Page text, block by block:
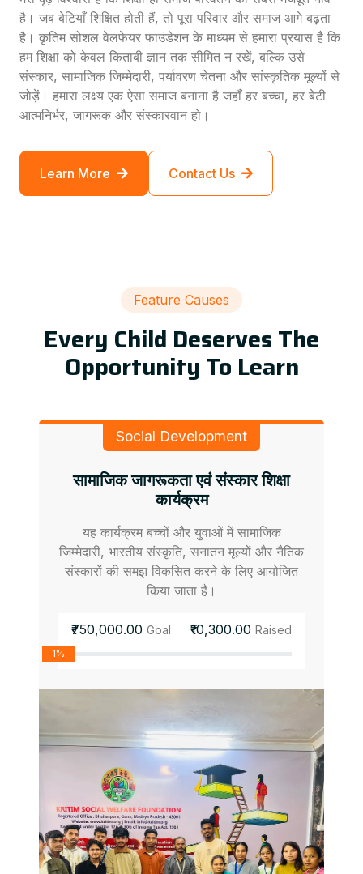
है। जब बेटियाँ शिक्षित होती हैं, तो पूरा परिवार और समाज आगे बढ़ता
है। कृतिम सोशल वेलफेयर फाउंडेशन के माध्यम से हमारा प्रयास है कि
हम शिक्षा को केवल किताबी ज्ञान तक सीमित न रखें, बल्कि उसे
संस्कार, सामाजिक जिम्मेदारी, पर्यावरण चेतना और सांस्कृतिक मूल्यों से
जोड़ें। हमारा लक्ष्य एक ऐसा समाज बनाना है जहाँ हर बच्चा, हर बेटी
आत्मनिर्भर, जागरूक और संस्कारवान हो।
Learn More Contact Us
Feature Causes
Every Child Deserves The
Opportunity To Learn
Social Development
सामाजिक जागरूकता एवं संस्कार शिक्षा
कार्यक्रम
यह कार्यक्रम बच्चों और युवाओं में सामाजिक
जिम्मेदारी, भारतीय संस्कृति, सनातन मूल्यों और नैतिक
संस्कारों की समझ विकसित करने के लिए आयोजित
किया जाता है।
₹750,000.00 Goal ₹10,300.00 Raised
1%